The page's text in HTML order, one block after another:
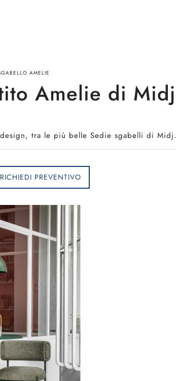
AMELIE
Amelie di Midj
tra le più belle Sedie sgabelli di Midj.
RICHIEDI PREVENTIVO